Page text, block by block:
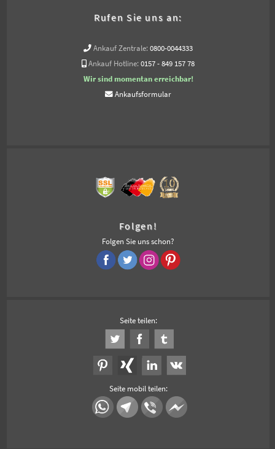
Rufen Sie uns an:
Ankauf Zentrale: 0800-0044333
Ankauf Hotline: 0157 - 849 157 78
Wir sind momentan erreichbar!
Ankaufsformular
Folgen!
Folgen Sie uns schon?
Seite teilen:
Seite mobil teilen: